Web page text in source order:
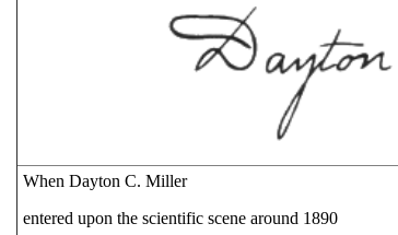
When Dayton C. Miller
entered upon the scientific scene around 1890